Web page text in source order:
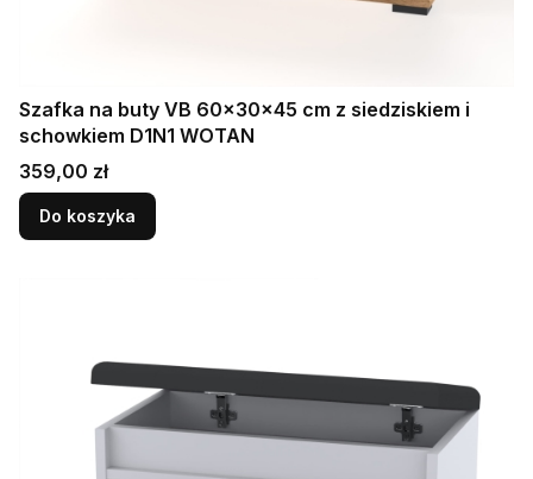
Szafka na buty VB 60×30×45 cm z siedziskiem i
schowkiem D1N1 WOTAN
Cena
359,00 zł
Do koszyka